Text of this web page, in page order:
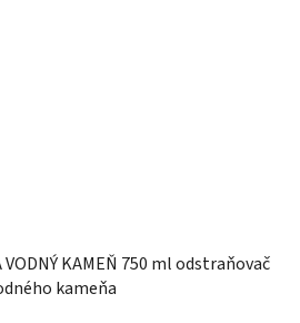
VODNÝ KAMEŇ 750 ml odstraňovač
kameňa